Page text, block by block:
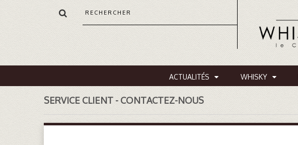
ACTUALITÉS WHISKY
SERVICE CLIENT - CONTACTEZ-NOUS